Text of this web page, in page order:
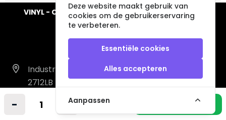
- + In winkelmandje
VINYL - CD - AUDIO - FURNITURE - COLLECTABLES
Industrieweg 14 A
2712LB Zoetermeer
info@vintagemusicstore.nl
Deze website maakt gebruik van
cookies om de gebruikerservaring
te verbeteren.
Essentiële cookies
Alles accepteren
Aanpassen